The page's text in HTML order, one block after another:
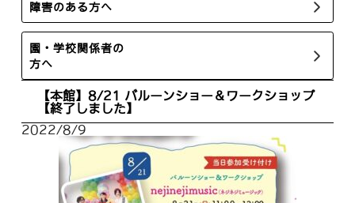
障害のある方へ
園・学校関係者の
方へ
【本館】8/21 バルーンショー＆ワークショップ
【終了しました】
2022/8/9